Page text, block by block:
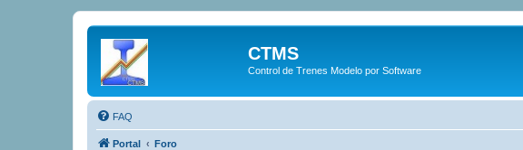
CTMS
Control de Trenes Modelo por Software
FAQ
Portal Foro